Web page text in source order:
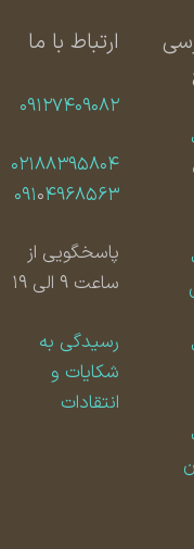
ارتباط با ما
۰۹۱۲۷۴۰۹۰۸۲
۰۲۱۸۸۳۹۵۸۰۴
۰۹۱۰۴۹۶۸۵۶۳
پاسخگویی از
ساعت ۹ الی ۱۹
رسیدگی به
شکایات و
انتقادات